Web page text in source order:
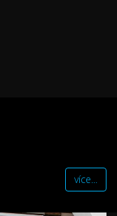
více...